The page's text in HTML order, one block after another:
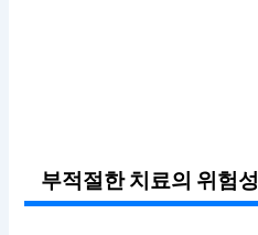
부적절한 치료의 위험성